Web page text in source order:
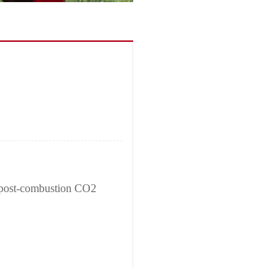
combustion CO2